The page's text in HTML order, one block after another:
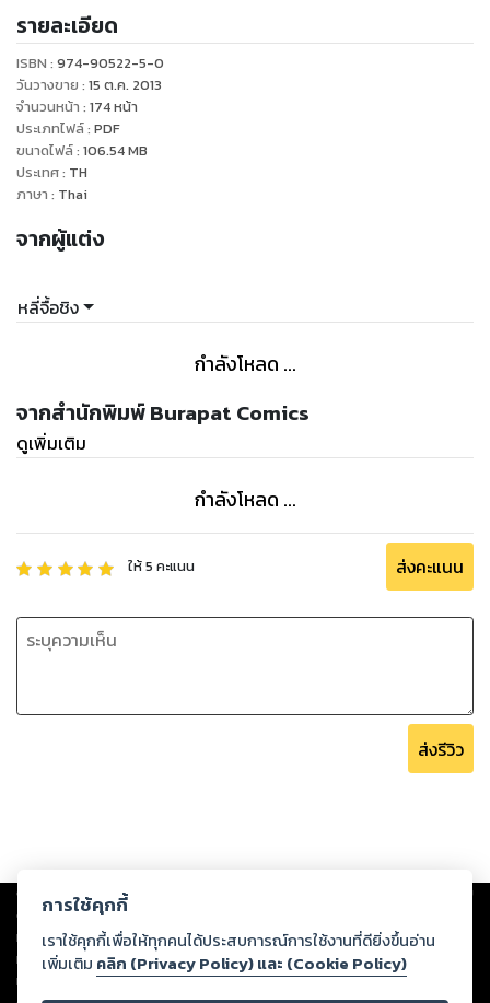
ของ "คัมภีร์เทวดา" อันลือลั่น
รายละเอียด
ISBN : 974-90522-5-0
วันวางขาย : 15 ต.ค. 2013
จำนวนหน้า : 174หน้า
ประเภทไฟล์: PDF
ขนาดไฟล์: 106.54MB
ประเทศ: TH
ภาษา : Thai
จากผู้แต่ง
หลี่จื้อชิง
กำลังโหลด ...
จากสำนักพิมพ์ Burapat Comics
ดูเพิ่มเติม
กำลังโหลด ...
ให้5 คะแนน ส่งคะแนน
ส่งรีวิว
Copyright © 2026
ต่อผลงานหรือเนื้อหาใดที่อัปโหลดผ่านเว็บไซต์และปรากฏว่าละเมิดสิทธิใน
ทรัพย์สินทางปัญญาของบุคคลอื่นหรือขัดต่อกฎหมายและศีลธรรม ดังนั้น ผู้อ่าน
ทุกท่านโปรดใช้วิจารณญาณในการกลั่นกรองด้วยตนเอง และหากท่านพบว่าส่วน
หนึ่งส่วนใดขัดต่อกฎหมายและศีลธรรม กรุณาแจ้งมายังบริษัท เพื่อทีมงานจะได้
การใช้คุกกี้
เราใช้คุกกี้เพื่อให้ทุกคนได้ประสบการณ์การใช้งานที่ดียิ่งขึ้นอ่าน
เพิ่มเติม คลิก (Privacy Policy) และ (Cookie Policy)